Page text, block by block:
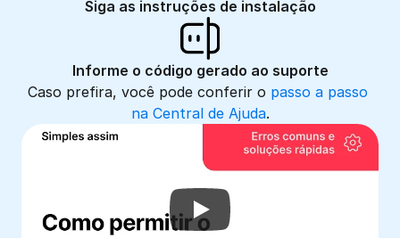
Siga as instruções de instalação
Informe o código gerado ao suporte
Caso prefira, você pode conferir o passo a passo
na Central de Ajuda.